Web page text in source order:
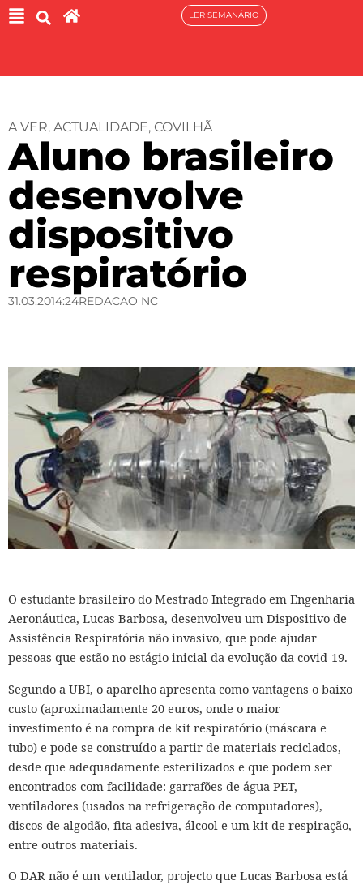
LER SEMANÁRIO
A VER, ACTUALIDADE, COVILHÃ
Aluno brasileiro
desenvolve
dispositivo
respiratório
31.03.2014:24REDACAO NC
O estudante brasileiro do Mestrado Integrado em Engenharia
Aeronáutica, Lucas Barbosa, desenvolveu um Dispositivo de
Assistência Respiratória não invasivo, que pode ajudar
pessoas que estão no estágio inicial da evolução da covid-19.
Segundo a UBI, o aparelho apresenta como vantagens o baixo
custo (aproximadamente 20 euros, onde o maior
investimento é na compra de kit respiratório (máscara e
tubo) e pode se construído a partir de materiais reciclados,
desde que adequadamente esterilizados e que podem ser
encontrados com facilidade: garrafões de água PET,
ventiladores (usados na refrigeração de computadores),
discos de algodão, fita adesiva, álcool e um kit de respiração,
entre outros materiais.
O DAR não é um ventilador, projecto que Lucas Barbosa está